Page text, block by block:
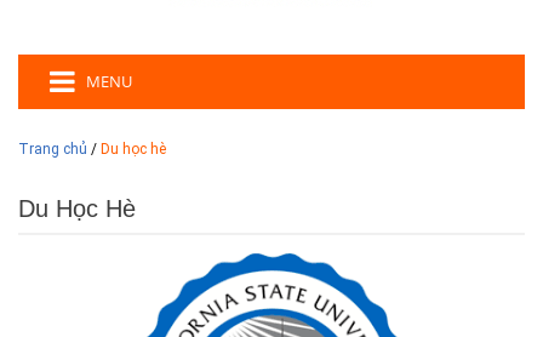
MENU
Trang chủ / Du học hè
Du Học Hè